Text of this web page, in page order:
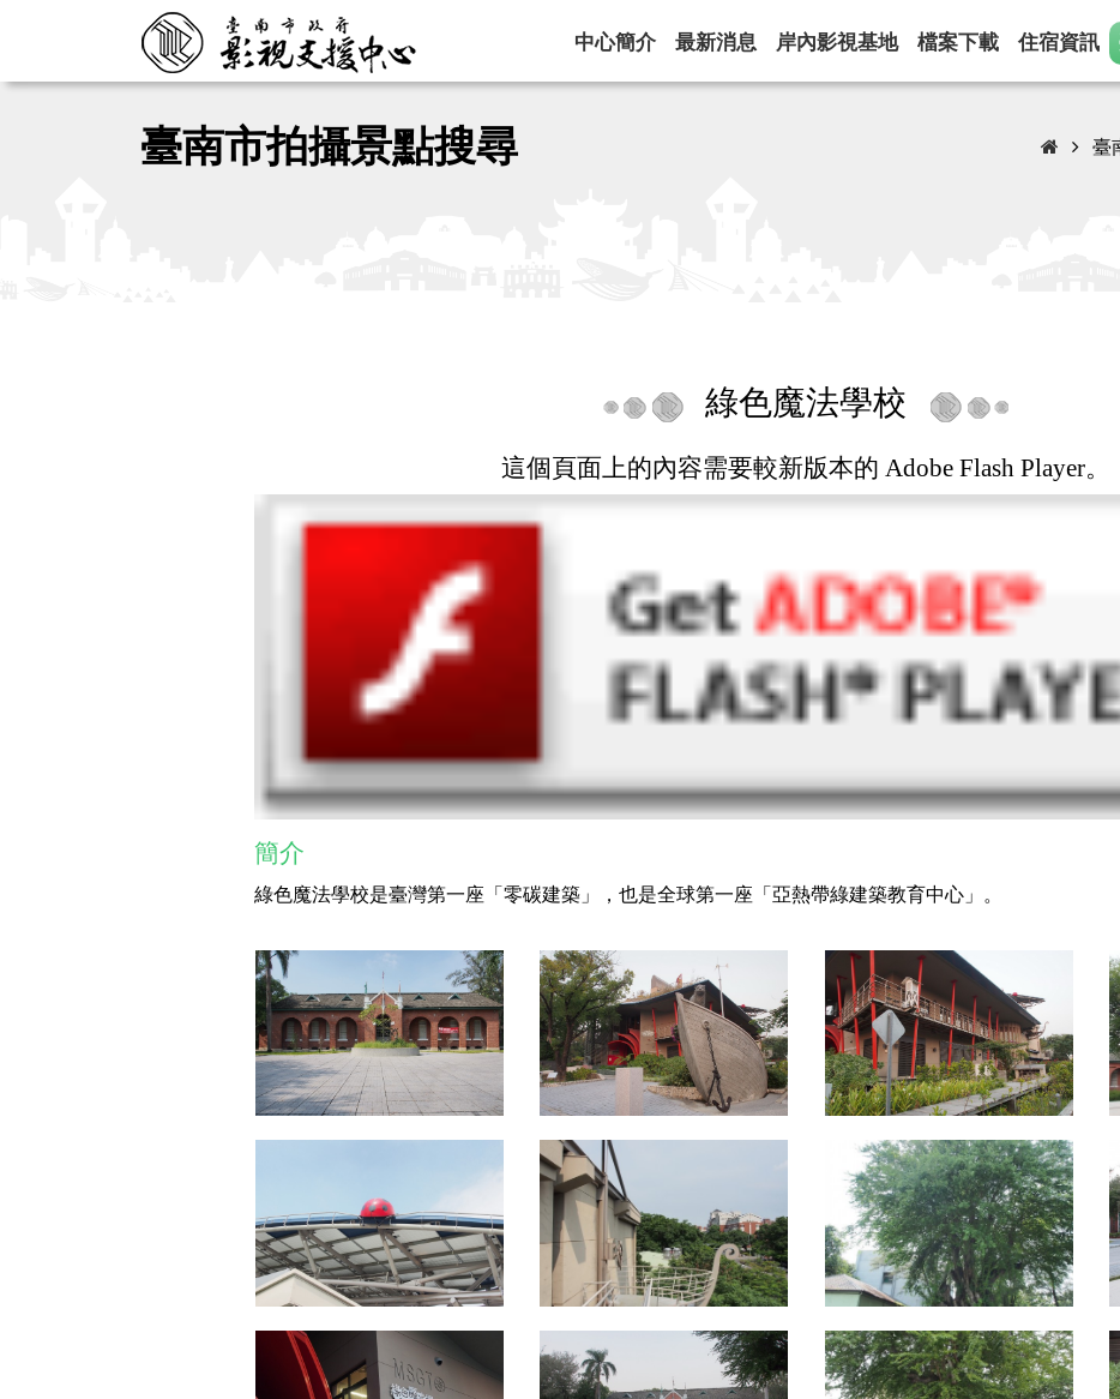
中心簡介 最新消息 岸內影視基地 檔案下載 住宿資訊
臺南市拍攝景點搜尋 臺
綠色魔法學校
這個頁面上的內容需要較新版本的 Adobe Flash Player。
簡介
綠色魔法學校是臺灣第一座「零碳建築」，也是全球第一座「亞熱帶綠建築教育中心」。